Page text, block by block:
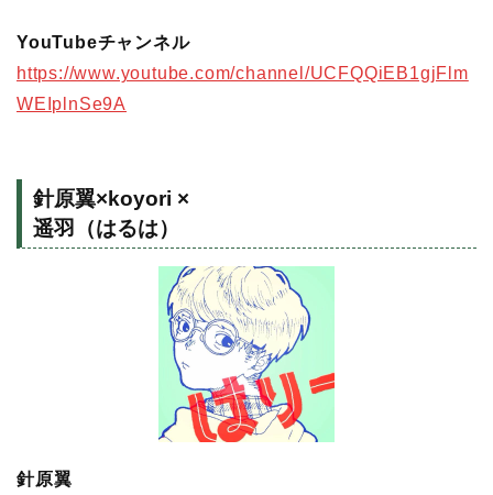
YouTubeチャンネル
https://www.youtube.com/channel/UCFQQiEB1gjFlm
WEIplnSe9A
針原翼×koyori ×
遥羽（はるは）
針原翼